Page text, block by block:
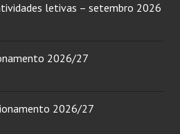
letivas – setembro 2026
2026/27
2026/27